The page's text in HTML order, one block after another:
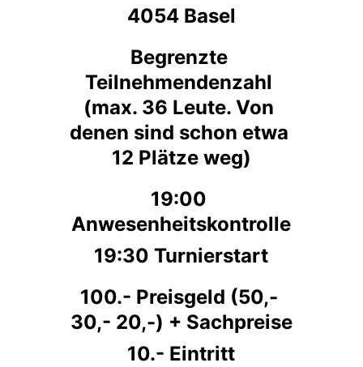
4054 Basel
Begrenzte
Teilnehmendenzahl
(max. 36 Leute. Von
denen sind schon etwa
12 Plätze weg)
19:00
Anwesenheitskontrolle
19:30 Turnierstart
100.- Preisgeld (50,-
30,- 20,-) + Sachpreise
10.- Eintritt